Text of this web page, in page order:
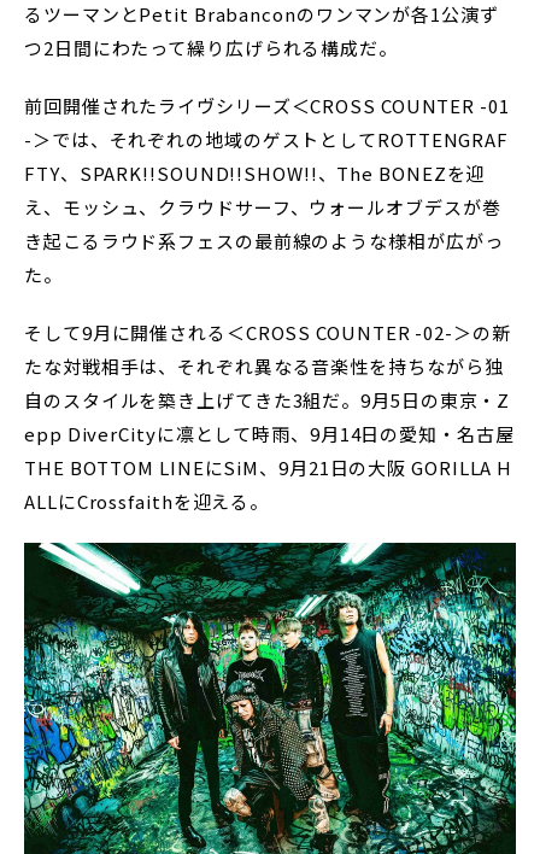
るツーマンとPetit Brabanconのワンマンが各1公演ず
つ2日間にわたって繰り広げられる構成だ。
前回開催されたライヴシリーズ＜CROSS COUNTER -01
-＞では、それぞれの地域のゲストとしてROTTENGRAF
FTY、SPARK!!SOUND!!SHOW!!、The BONEZを迎
え、モッシュ、クラウドサーフ、ウォールオブデスが巻
き起こるラウド系フェスの最前線のような様相が広がっ
た。
そして9月に開催される＜CROSS COUNTER -02-＞の新
たな対戦相手は、それぞれ異なる音楽性を持ちながら独
自のスタイルを築き上げてきた3組だ。9月5日の東京・Z
epp DiverCityに凛として時雨、9月14日の愛知・名古屋
THE BOTTOM LINEにSiM、9月21日の大阪 GORILLA H
ALLにCrossfaithを迎える。